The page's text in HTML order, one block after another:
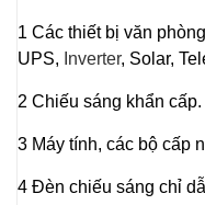
1 Các thiết bị văn
UPS, Inverter, Solar,
2 Chiếu sáng khẩn cấp.
3 Máy tính, các bộ cấp
4 Đèn chiếu sáng chỉ